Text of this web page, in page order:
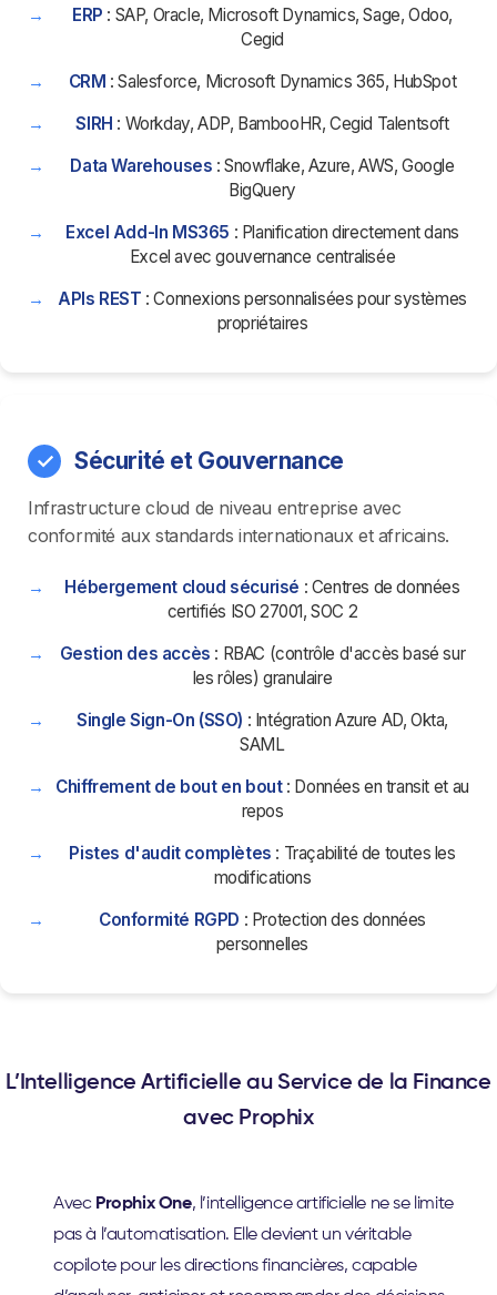
ERP : SAP, Oracle, Microsoft Dynamics, Sage, Odoo,
Cegid
CRM : Salesforce, Microsoft Dynamics 365, HubSpot
SIRH : Workday, ADP, BambooHR, Cegid Talentsoft
Data Warehouses : Snowflake, Azure, AWS, Google
BigQuery
Excel Add-In MS365 : Planification directement dans
Excel avec gouvernance centralisée
APIs REST : Connexions personnalisées pour systèmes
propriétaires
Sécurité et Gouvernance
Infrastructure cloud de niveau entreprise avec
conformité aux standards internationaux et africains.
Hébergement cloud sécurisé : Centres de données
certifiés ISO 27001, SOC 2
Gestion des accès : RBAC (contrôle d'accès basé sur
les rôles) granulaire
Single Sign-On (SSO) : Intégration Azure AD, Okta,
SAML
Chiffrement de bout en bout: Données en transit et au
repos
Pistes d'audit complètes : Traçabilité de toutes les
modifications
Conformité RGPD : Protection des données
personnelles
L’Intelligence Artificielle au Service de la Finance
avec Prophix
Avec Prophix One, l’intelligence artificielle ne se limite
pas à l’automatisation. Elle devient un véritable
copilote pour les directions financières, capable